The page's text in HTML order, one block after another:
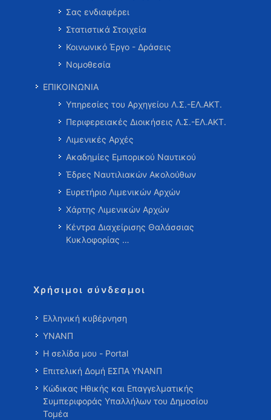
Σας ενδιαφέρει
Στατιστικά Στοιχεία
Κοινωνικό Έργο - Δράσεις
Νομοθεσία
ΕΠΙΚΟΙΝΩΝΙΑ
Υπηρεσίες του Αρχηγείου Λ.Σ.-ΕΛ.ΑΚΤ.
Περιφερειακές Διοικήσεις Λ.Σ.-ΕΛ.ΑΚΤ.
Λιμενικές Αρχές
Ακαδημίες Εμπορικού Ναυτικού
Έδρες Ναυτιλιακών Ακολούθων
Ευρετήριο Λιμενικών Αρχών
Χάρτης Λιμενικών Αρχών
Κέντρα Διαχείρισης Θαλάσσιας
Κυκλοφορίας …
Χρήσιμοι σύνδεσμοι
Ελληνική κυβέρνηση
ΥΝΑΝΠ
Η σελίδα μου - Portal
Επιτελική Δομή ΕΣΠΑ ΥΝΑΝΠ
Κώδικας Ηθικής και Επαγγελματικής
Συμπεριφοράς Υπαλλήλων του Δημοσίου
Τομέα